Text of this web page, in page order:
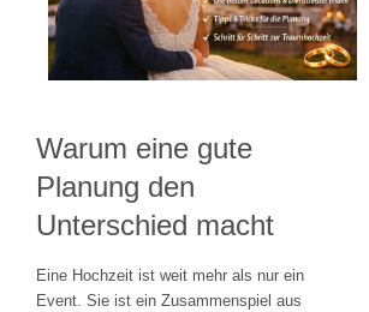
Warum eine gute
Planung den
Unterschied macht
Eine Hochzeit ist weit mehr als nur ein
Event. Sie ist ein Zusammenspiel aus